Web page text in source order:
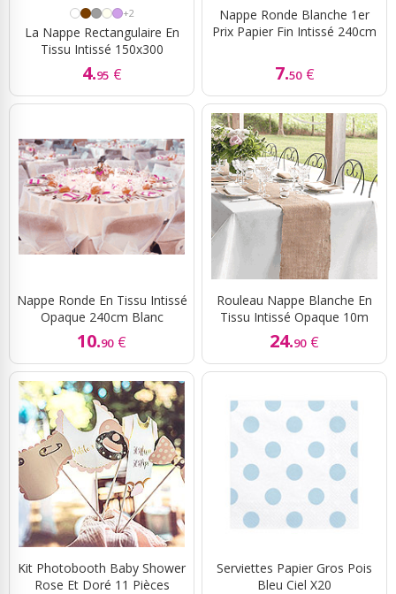
+2
La Nappe Rectangulaire En
Tissu Intissé 150x300
4.95 €
Nappe Ronde Blanche 1er
Prix Papier Fin Intissé 240cm
7.50 €
Nappe Ronde En Tissu Intissé
Opaque 240cm Blanc
10.90 €
Rouleau Nappe Blanche En
Tissu Intissé Opaque 10m
24.90 €
Kit Photobooth Baby Shower
Rose Et Doré 11 Pièces
Serviettes Papier Gros Pois
Bleu Ciel X20